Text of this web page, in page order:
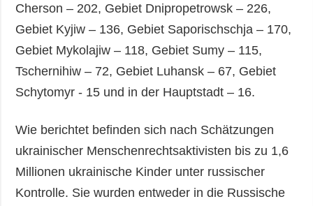
Cherson – 202, Gebiet Dnipropetrowsk – 226,
Gebiet Kyjiw – 136, Gebiet Saporischschja – 170,
Gebiet Mykolajiw – 118, Gebiet Sumy – 115,
Tschernihiw – 72, Gebiet Luhansk – 67, Gebiet
Schytomyr - 15 und in der Hauptstadt – 16.
Wie berichtet befinden sich nach Schätzungen
ukrainischer Menschenrechtsaktivisten bis zu 1,6
Millionen ukrainische Kinder unter russischer
Kontrolle. Sie wurden entweder in die Russische